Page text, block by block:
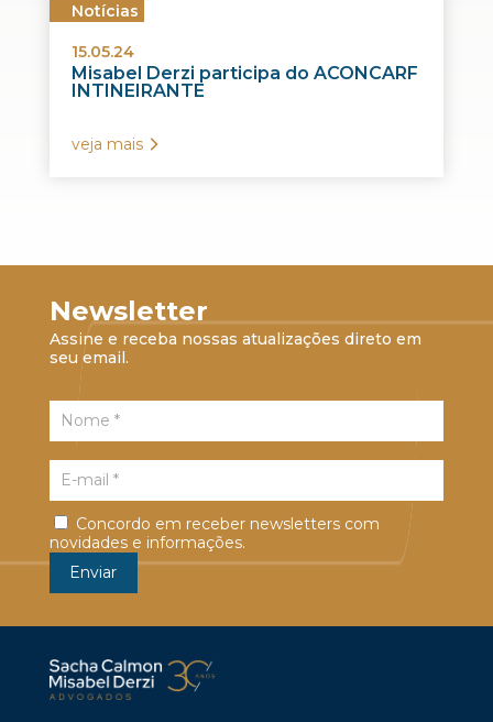
Notícias
15.05.24
Misabel Derzi participa do ACONCARF
INTINEIRANTE
veja mais
Newsletter
Assine e receba nossas atualizações direto em
seu email.
Concordo em receber newsletters com
novidades e informações.